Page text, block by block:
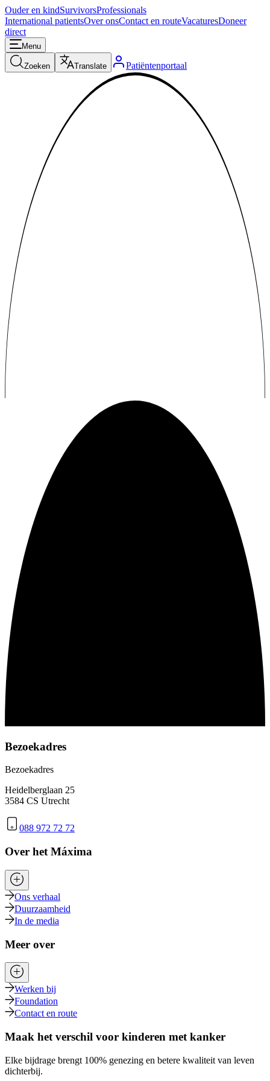
Ouder en kindSurvivorsProfessionals
International patientsOver onsContact en routeVacaturesDoneer
direct
Menu
Zoeken Translate Patiëntenportaal
Bezoekadres
Bezoekadres
Heidelberglaan 25
3584 CS Utrecht
088 972 72 72
Over het Máxima
Ons verhaal
Duurzaamheid
In de media
Meer over
Werken bij
Foundation
Contact en route
Maak het verschil voor kinderen met kanker
Elke bijdrage brengt 100% genezing en betere kwaliteit van leven
dichterbij.